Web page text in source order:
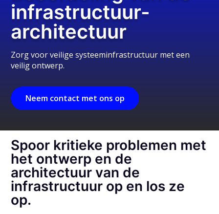
infrastructuur-
architectuur
Zorg voor veilige systeeminfrastructuur met een
veilig ontwerp.
Neem contact met ons op
Spoor kritieke problemen met
het ontwerp en de
architectuur van de
infrastructuur op en los ze
op.